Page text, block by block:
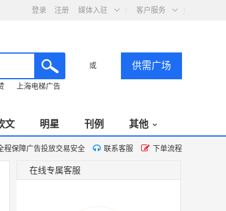
登录 注册 媒体入驻 客户服务
或 供需广场
上海电梯广告
文 明星 刊例 其他
程保障广告投放交易安全 联系客服 下单流程
在线专属客服